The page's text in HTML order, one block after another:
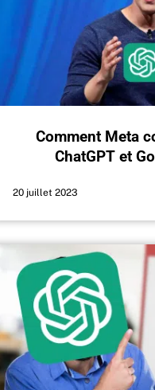
Comment Meta
ChatGPT et
20 juillet 2023